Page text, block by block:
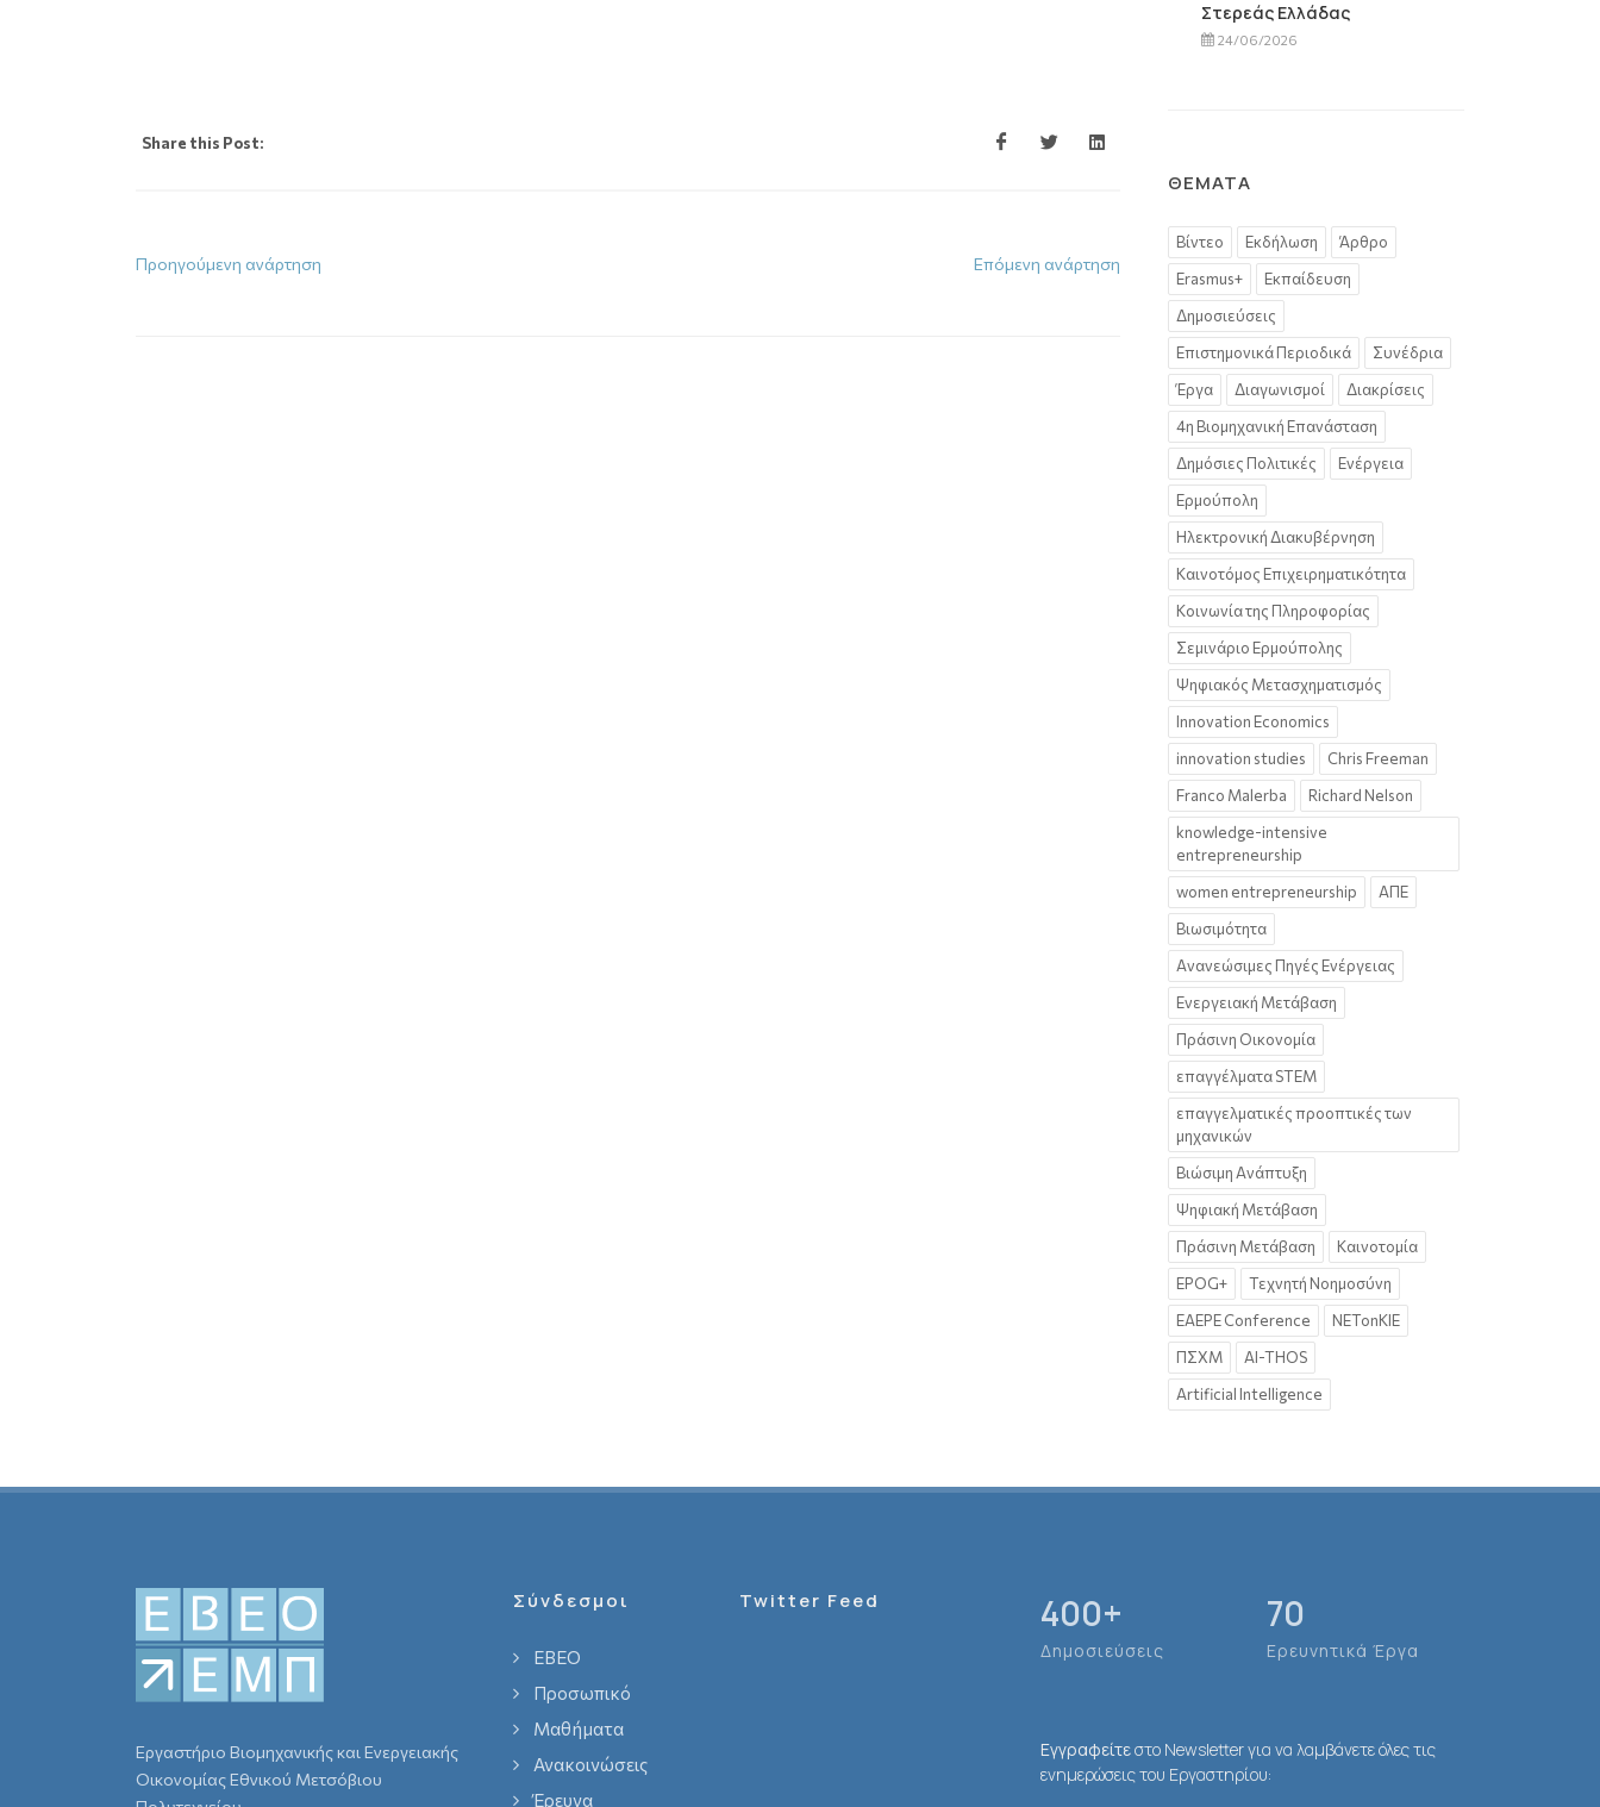
Share this Post:
Προηγούμενη ανάρτηση Επόμενη ανάρτηση
Στερεάς Ελλάδας
24/06/2026
ΘΈΜΑΤΑ
Βίντεο Εκδήλωση
Άρθρο
Erasmus+
Εκπαίδευση
Δημοσιεύσεις
Επιστημονικά Περιοδικά
Συνέδρια
Έργα
Διαγωνισμοί
Διακρίσεις
4η Βιομηχανική Επανάσταση
Δημόσιες Πολιτικές
Ενέργεια
Ερμούπολη
Ηλεκτρονική Διακυβέρνηση
Καινοτόμος Επιχειρηματικότητα
Κοινωνία της Πληροφορίας
Σεμινάριο Ερμούπολης
Ψηφιακός Μετασχηματισμός
Innovation Economics
innovation studies
Chris Freeman
Franco Malerba
Richard Nelson
knowledge-intensive
entrepreneurship
women entrepreneurship
ΑΠΕ
Βιωσιμότητα
Ανανεώσιμες Πηγές Ενέργειας
Ενεργειακή Μετάβαση
Πράσινη Οικονομία
επαγγέλματα STEM
επαγγελματικές προοπτικές των
μηχανικών
Βιώσιμη Ανάπτυξη
Ψηφιακή Μετάβαση
Πράσινη Μετάβαση
Καινοτομία
EPOG+
Τεχνητή Νοημοσύνη
EAEPE Conference
NETonKIE
ΠΣΧΜ
AI-THOS
Artificial Intelligence
Εργαστήριο Βιομηχανικής και Ενεργειακής
Οικονομίας Εθνικού Μετσόβιου
Σύνδεσμοι
ΕΒΕΟ
Προσωπικό
Μαθήματα
Ανακοινώσεις
Έρευνα
Twitter Feed 400+
Δημοσιεύσεις
70
Ερευνητικά Έργα
Εγγραφείτεστο Newsletter για να λαμβάνετε όλες τις
ενημερώσεις του Εργαστηρίου: